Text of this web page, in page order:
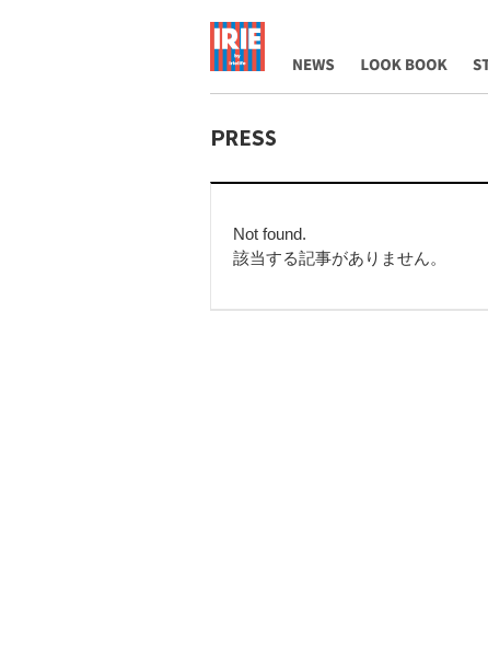
Not found.
該当する記事がありません。